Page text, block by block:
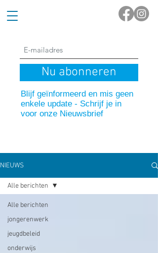
Nu abonneren
Blijf geïnformeerd en mis geen
enkele update - Schrijf je in
voor onze Nieuwsbrief
NIEUWS
Alle berichten
jongerenwerk
jeugdbeleid
onderwijs
Alle berichten